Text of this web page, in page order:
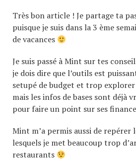
Très bon article ! Je partage ta
puisque je suis dans la 3 ème
de vacances
Je suis passé à Mint sur tes
je dois dire que l’outils est
setupé de budget et trop
mais les infos de bases sont déjà
pour faire un point sur ses
Mint m’a permis aussi de repérer
lesquels je met beaucoup trop
restaurants